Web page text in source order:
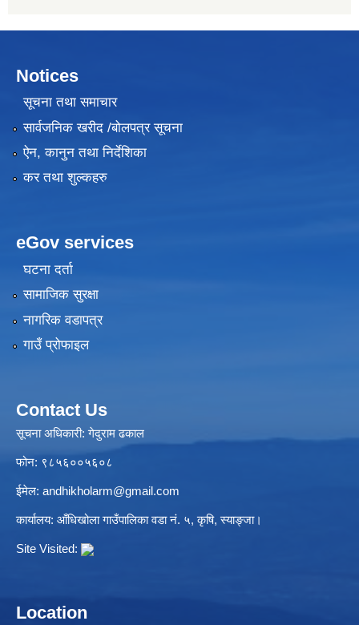
Notices
सूचना तथा समाचार
सार्वजनिक खरीद /बोलपत्र सूचना
ऐन, कानुन तथा निर्देशिका
कर तथा शुल्कहरु
eGov services
घटना दर्ता
सामाजिक सुरक्षा
नागरिक वडापत्र
गाउँ प्रोफाइल
Contact Us
सूचना अधिकारी: गेदुराम ढकाल
फोन: ९८५६००५६०८
ईमेल: andhikholarm@gmail.com
कार्यालय: आँधिखोला गाउँपालिका वडा नं. ५, कृषि, स्याङ्जा।
Site Visited:
Location